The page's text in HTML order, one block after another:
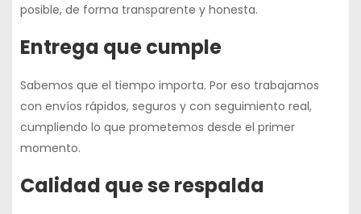
posible, de forma transparente y honesta.
Entrega que cumple
Sabemos que el tiempo importa. Por eso trabajamos
con envíos rápidos, seguros y con seguimiento real,
cumpliendo lo que prometemos desde el primer
momento.
Calidad que se respalda